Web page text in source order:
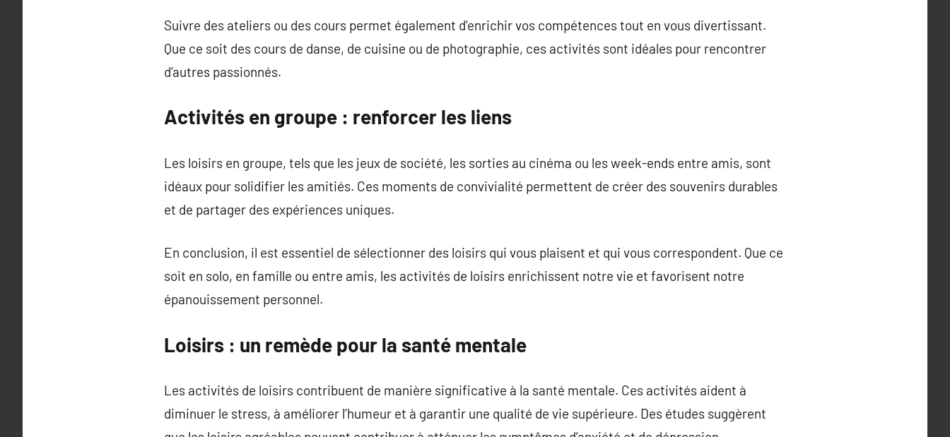
Suivre des ateliers ou des cours permet également d’enrichir vos compétences tout en vous divertissant.
Que ce soit des cours de danse, de cuisine ou de photographie, ces activités sont idéales pour rencontrer
d’autres passionnés.
Activités en groupe : renforcer les liens
Les loisirs en groupe, tels que les jeux de société, les sorties au cinéma ou les week-ends entre amis, sont
idéaux pour solidifier les amitiés. Ces moments de convivialité permettent de créer des souvenirs durables
et de partager des expériences uniques.
En conclusion, il est essentiel de sélectionner des loisirs qui vous plaisent et qui vous correspondent. Que ce
soit en solo, en famille ou entre amis, les activités de loisirs enrichissent notre vie et favorisent notre
épanouissement personnel.
Loisirs : un remède pour la santé mentale
Les activités de loisirs contribuent de manière significative à la santé mentale. Ces activités aident à
diminuer le stress, à améliorer l’humeur et à garantir une qualité de vie supérieure. Des études suggèrent